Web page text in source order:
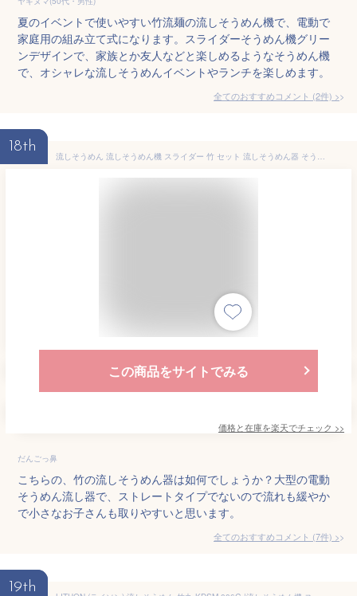
夏のイベントで使いやすい竹流麺の流しそうめん機で、電動で
家庭用の組み立て式になります。スライダーそうめん機グリー
ンデザインで、家族とか友人などと楽しめるようなそうめん機
で、オシャレな流しそうめんイベントやランチを楽しめます。
全てのおすすめコメント (2件) >
18th
流しそうめん 流しそうめん機 スライダー 竹 セット 流しそうめん器 そうめん流し そうめん流し機 そうめん流し器 自動 ししおどし 電池式 おしゃれ 大型 子供 パーティー 夏 流し素麺 そうめん スライダー式 そうめん流し機電動 パール金属 人工竹 本格 子ども
この商品をサイトでみる
価格と在庫を楽天でチェック >>
だんごっ鼻
こちらの、竹の流しそうめん器は如何でしょうか？大型の電動
そうめん流し器で、ストレートタイプでないので流れも緩やか
で小さなお子さんも取りやすいと思います。
全てのおすすめコメント (7件) >
19th